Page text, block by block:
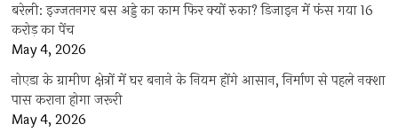
बरेली: इज्जतनगर बस अड्डे का काम फिर क्यों रुका? डिजाइन में फंस गया 16
करोड़ का पेंच
May 4, 2026
नोएडा के ग्रामीण क्षेत्रों में घर बनाने के नियम होंगे आसान, निर्माण से पहले नक्शा
पास कराना होगा जरूरी
May 4, 2026